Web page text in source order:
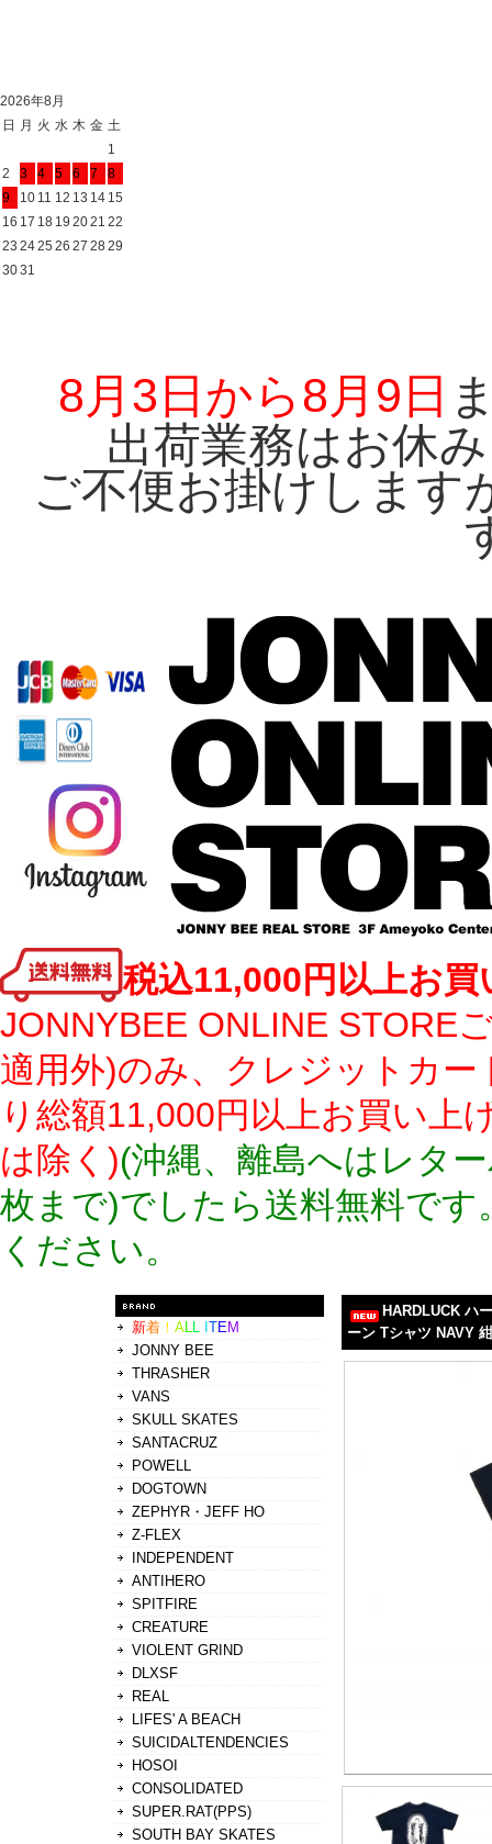
2026年8月
日
月 火 水 木 金 土
1
2
3 4 5 6 7
8
9
10 11 12 13 14 15
16 17 18 19 2021 22
23 2425 26 27 2829
3031
8月3日から8月9日
出荷業務はお休
ご不便お掛けします
税込11,000円以上お
JONNYBEE ONLINE STORE
適用外)のみ、クレジットカ
り総額11,000円以上お買い上
は除く)(沖縄、離島へはレタ
枚まで)でしたら送料無料で
ください。
新着 ！ ALL TEM
JONNY BEE
THRASHER
VANS
SKULL SKATES
SANTACRUZ
POWELL
DOGTOWN
ZEPHYR・JEFF HO
Z-FLEX
INDEPENDENT
ANTIHERO
SPITFIRE
CREATURE
VIOLENT GRIND
DLXSF
REAL
LIFES' A BEACH
SUICIDALTENDENCIES
HOSOI
CONSOLIDATED
SUPER.RAT(PPS)
SOUTH BAY SKATES
HARDLUCK ハ
ーン Tシャツ NAVY